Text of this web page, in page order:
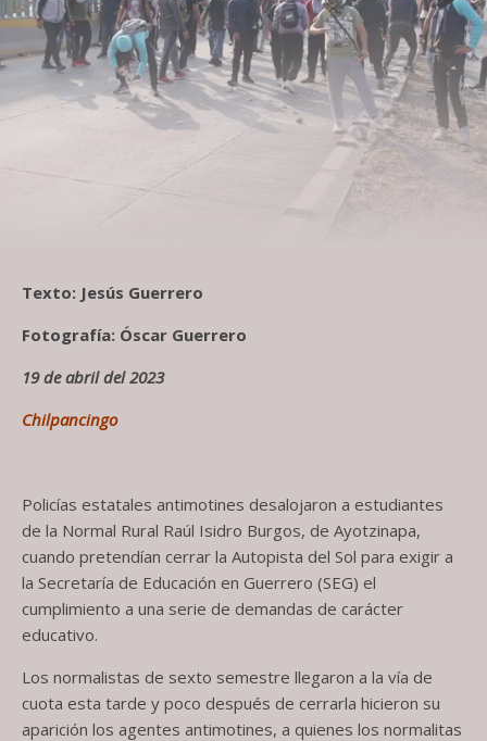
Texto: Jesús Guerrero
Fotografía: Óscar Guerrero
19 de abril del 2023
Chilpancingo
Policías estatales antimotines desalojaron a estudiantes
de la Normal Rural Raúl Isidro Burgos, de Ayotzinapa,
cuando pretendían cerrar la Autopista del Sol para exigir a
la Secretaría de Educación en Guerrero (SEG) el
cumplimiento a una serie de demandas de carácter
educativo.
Los normalistas de sexto semestre llegaron a la vía de
cuota esta tarde y poco después de cerrarla hicieron su
aparición los agentes antimotines, a quienes los normalitas